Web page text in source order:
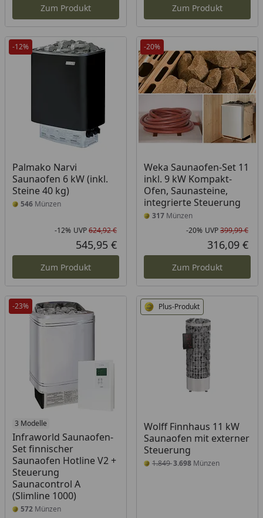
Zum Produkt Zum Produkt
-12%
Palmako Narvi
Saunaofen 6 kW (inkl.
Steine 40 kg)
546 Münzen
Rabatt in Prozent
-12%
Ursprünglicher Preis
UVP624,92 €
Aktueller Preis
545,95 €
Zum Produkt
-20%
Weka Saunaofen-Set 11
inkl. 9 kW Kompakt-
Ofen, Saunasteine,
integrierte Steuerung
317Münzen
-20% UVP399,99 €
316,09 €
Zum Produkt
-23%
3 Modelle
Infraworld Saunaofen-
Set finnischer
Saunaofen Hotline V2 +
Steuerung
Saunacontrol A
(Slimline 1000)
572 Münzen
Plus-Produkt
Wolff Finnhaus 11 kW
Saunaofen mit externer
Steuerung
1.8493.698Münzen